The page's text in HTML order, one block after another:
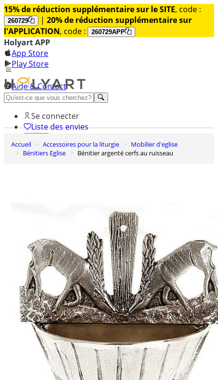
15% de réduction supplémentaire sur le SITE, code :
260729 | 20% de réduction supplémentaire sur
l'APPLICATION, code : 260729APP
Holyart APP
App Store
Play Store
Aide & Contact
Découvrez Premium
Se connecter
Liste des envies
0
Panier
Accueil Accessoires pour la liturgie
Mobilier d'eglise
Bénitiers Eglise
Bénitier argenté cerfs au ruisseau